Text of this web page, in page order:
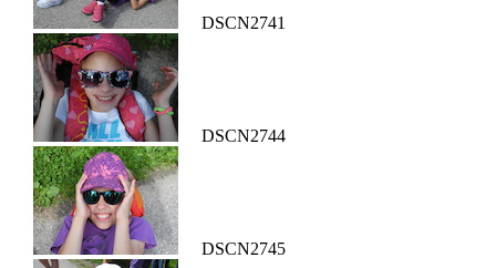
DSCN2741
DSCN2744
DSCN2745